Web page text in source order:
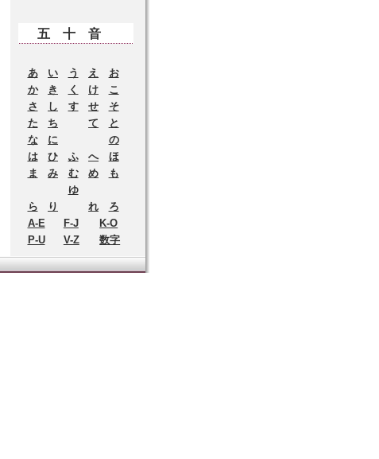
五十音
あ い う え
お
か
き く け
こ
さ
し す せ
そ
た
ち て
と
な
に
の
は
ひ ふ へ
ほ
ま
み む め
も
ゆ
ら
り れ
ろ
A-E
F-J
K-O
P-U
V-Z 数字